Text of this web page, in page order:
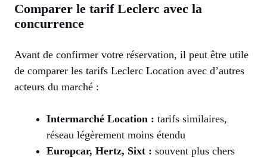
Comparer le tarif Leclerc avec la
concurrence
Avant de confirmer votre réservation, il peut être utile
de comparer les tarifs Leclerc Location avec d’autres
acteurs du marché :
Intermarché Location : tarifs similaires,
réseau légèrement moins étendu
Europcar, Hertz, Sixt : souvent plus chers